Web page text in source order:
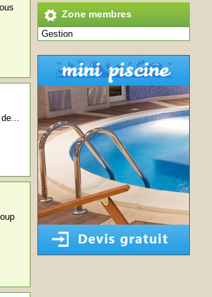
Zone membres
Gestion